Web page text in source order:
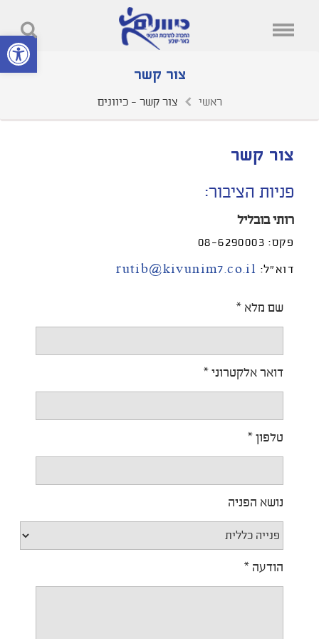
פתח סרגל
צור קשר
ראשי צור קשר - כיוונים
צור קשר
פניות הציבור:
רותי בובליל
פקס: 08-6290003
דוא"ל: rutib@kivunim7.co.il
שם מלא *
דואר אלקטרוני*
טלפון*
נושא הפניה
הודעה *